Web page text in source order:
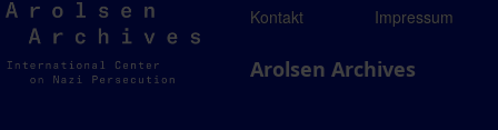
Arolsen
Archives
Kontakt Impressum
Arolsen Archives